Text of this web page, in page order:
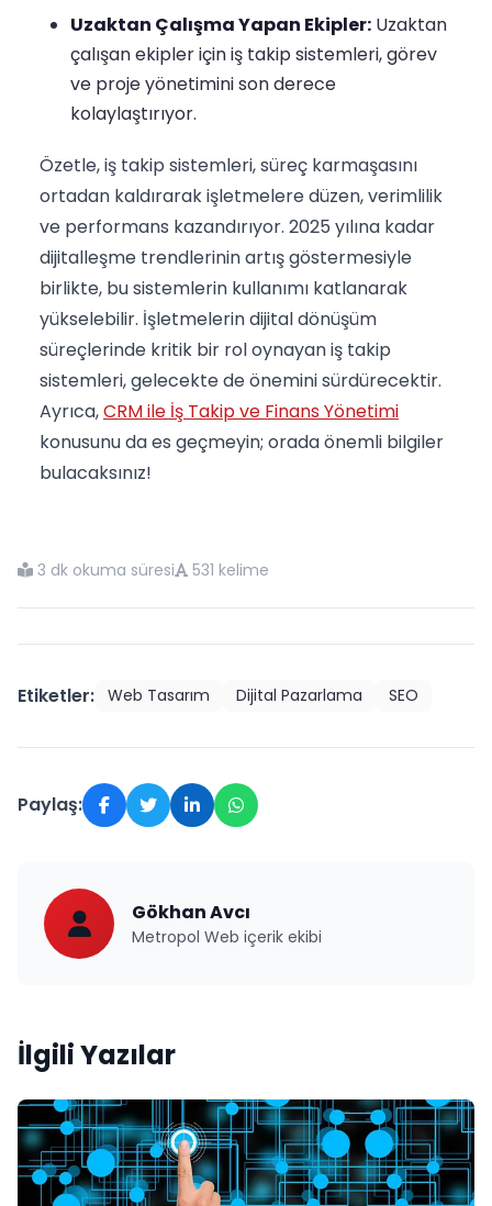
Uzaktan Çalışma Yapan Ekipler: Uzaktan
çalışan ekipler için iş takip sistemleri, görev
ve proje yönetimini son derece
kolaylaştırıyor.
Özetle, iş takip sistemleri, süreç karmaşasını
ortadan kaldırarak işletmelere düzen, verimlilik
ve performans kazandırıyor. 2025 yılına kadar
dijitalleşme trendlerinin artış göstermesiyle
birlikte, bu sistemlerin kullanımı katlanarak
yükselebilir. İşletmelerin dijital dönüşüm
süreçlerinde kritik bir rol oynayan iş takip
sistemleri, gelecekte de önemini sürdürecektir.
Ayrıca,CRM ile İş Takip ve Finans Yönetimi
konusunu da es geçmeyin; orada önemli bilgiler
bulacaksınız!
3 dk okuma süresi 531 kelime
Etiketler: Web Tasarım Dijital Pazarlama SEO
Paylaş:
Gökhan Avcı
Metropol Web içerik ekibi
İlgili Yazılar